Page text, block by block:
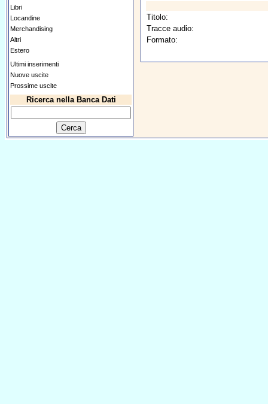
Libri
Locandine
Merchandising
Altri
Estero
Ultimi inserimenti
Nuove uscite
Prossime uscite
Ricerca nella Banca Dati
Titolo:
Tracce audio:
Formato: